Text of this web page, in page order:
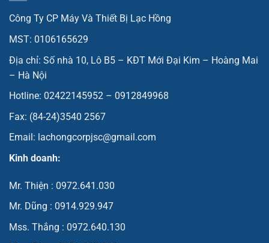
Công Ty CP Máy Và Thiết Bị Lạc Hồng
MST: 0106165629
Địa chỉ: Số nhà 10, Lô B5 – KĐT Mới Đại Kim – Hoàng Mai
– Hà Nội
Hotline: 02422145952 – 0912849968
Fax: (84-24)3540 2567
Email: lachongcorpjsc@gmail.com
Kinh doanh:
Mr. Thiện : 0972.641.030
Mr. Dũng : 0914.929.947
Mss. Thắng : 0972.640.130